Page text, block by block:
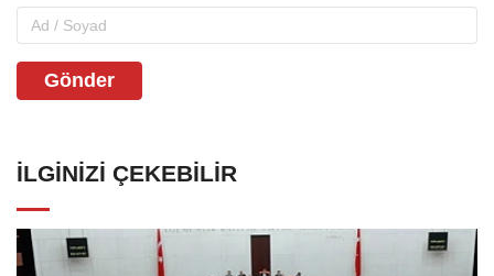
Gönder
İLGINIZI ÇEKEBILIR